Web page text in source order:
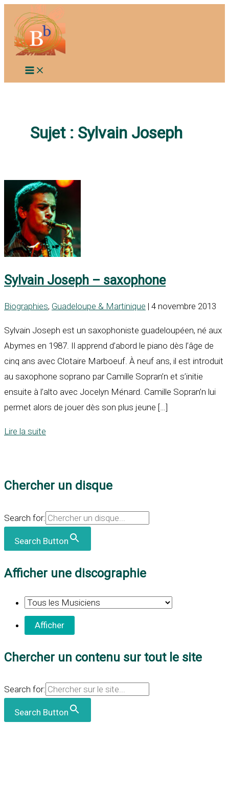
contenu
Sujet : Sylvain Joseph
Sylvain Joseph – saxophone
Biographies, Guadeloupe & Martinique | 4 novembre 2013
Sylvain Joseph est un saxophoniste guadeloupéen, né aux
Abymes en 1987. Il apprend d’abord le piano dès l’âge de
cinq ans avec Clotaire Marboeuf. À neuf ans, il est introduit
au saxophone soprano par Camille Sopran’n et s’initie
ensuite à l’alto avec Jocelyn Ménard. Camille Sopran’n lui
permet alors de jouer dès son plus jeune […]
Lire la suite
Chercher un disque
Search for:
Search Button
Afficher une discographie
Chercher un contenu sur tout le site
Search for:
Search Button